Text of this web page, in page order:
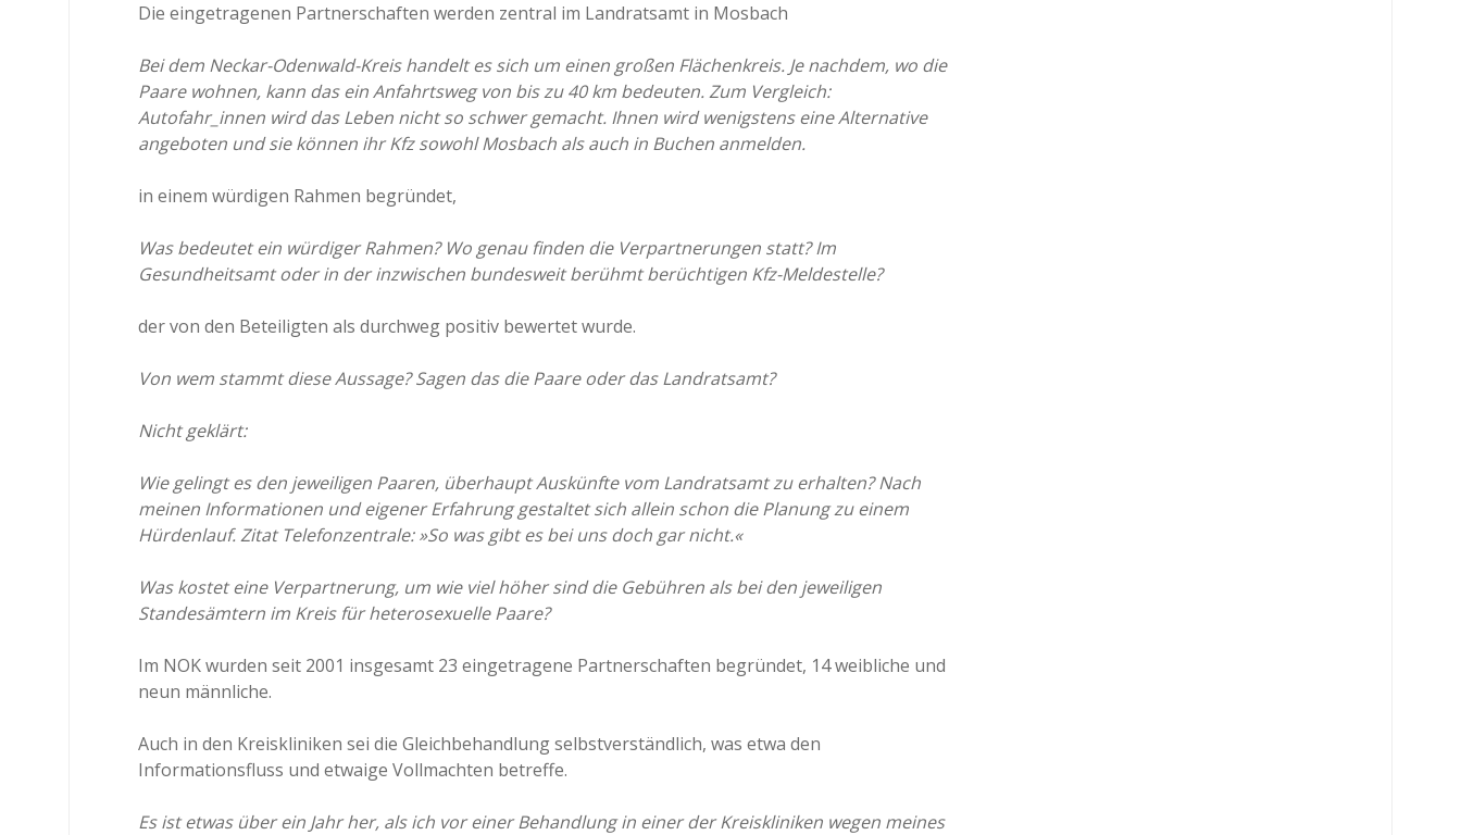
Die eingetragenen Partnerschaften werden zentral im Landratsamt in Mosbach
Bei dem Neckar-Odenwald-Kreis handelt es sich um einen großen Flächenkreis. Je nachdem, wo die
Paare wohnen, kann das ein Anfahrtsweg von bis zu 40 km bedeuten. Zum Vergleich:
Autofahr_innen wird das Leben nicht so schwer gemacht. Ihnen wird wenigstens eine Alternative
angeboten und sie können ihr Kfz sowohl Mosbach als auch in Buchen anmelden.
in einem würdigen Rahmen begründet,
Was bedeutet ein würdiger Rahmen? Wo genau finden die Verpartnerungen statt? Im
Gesundheitsamt oder in der inzwischen bundesweit berühmt berüchtigen Kfz-Meldestelle?
der von den Beteiligten als durchweg positiv bewertet wurde.
Von wem stammt diese Aussage? Sagen das die Paare oder das Landratsamt?
Nicht geklärt:
Wie gelingt es den jeweiligen Paaren, überhaupt Auskünfte vom Landratsamt zu erhalten? Nach
meinen Informationen und eigener Erfahrung gestaltet sich allein schon die Planung zu einem
Hürdenlauf. Zitat Telefonzentrale: »So was gibt es bei uns doch gar nicht.«
Was kostet eine Verpartnerung, um wie viel höher sind die Gebühren als bei den jeweiligen
Standesämtern im Kreis für heterosexuelle Paare?
Im NOK wurden seit 2001 insgesamt 23 eingetragene Partnerschaften begründet, 14 weibliche und
neun männliche.
Auch in den Kreiskliniken sei die Gleichbehandlung selbstverständlich, was etwa den
Informationsfluss und etwaige Vollmachten betreffe.
Es ist etwas über ein Jahr her, als ich vor einer Behandlung in einer der Kreiskliniken wegen meines